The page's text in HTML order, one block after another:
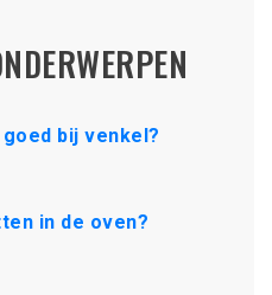
bij venkel?
in de oven?